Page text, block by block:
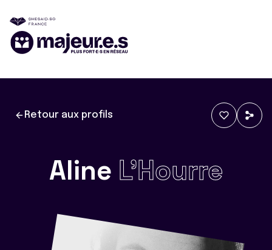
Retour aux profils
Aline L'Hourre